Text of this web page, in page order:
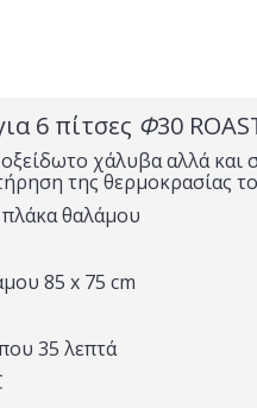
6 πίτσες Φ30
χάλυβα αλλά και
της θερμοκρασίας
θαλάμου
85 x 75 cm
35 λεπτά